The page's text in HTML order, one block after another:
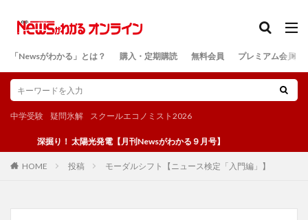
「Newsがわかる」とは？ 購入・定期購読 無料会員 プレミアム会員
中学受験 疑問氷解 スクールエコノミスト2026
深掘り！ 太陽光発電【月刊Newsがわかる９月号】
HOME 投稿 モーダルシフト【ニュース検定「入門編」】
検索